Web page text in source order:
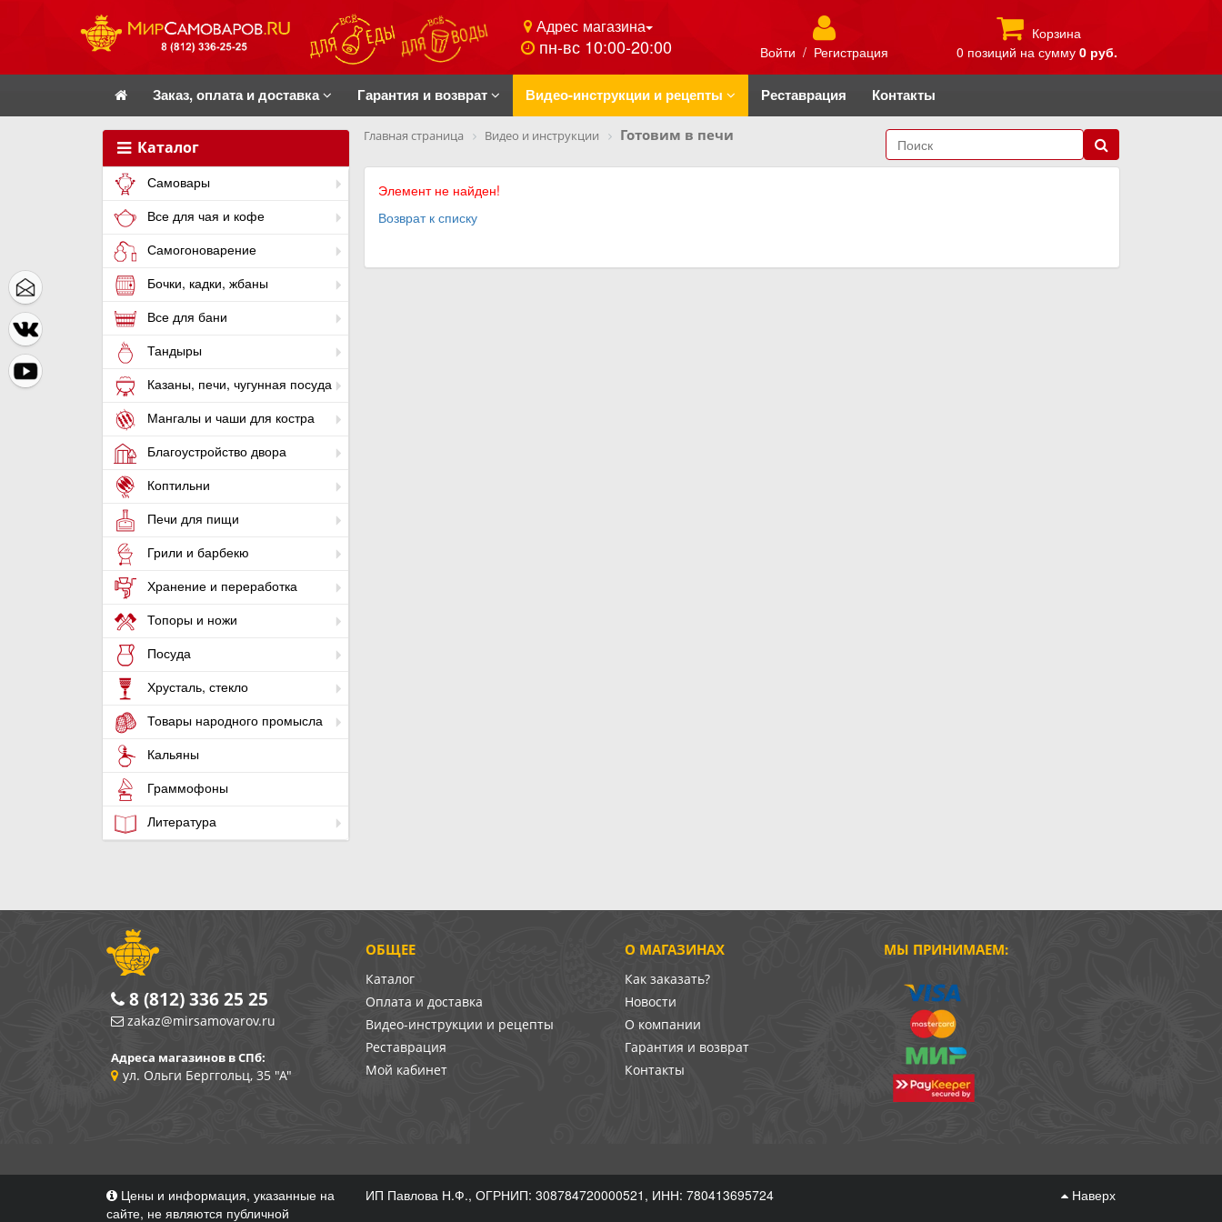
Адрес магазина
пн-вс 10:00-20:00 Войти / Регистрация
Корзина
0 позиций на сумму 0 руб.
Заказ, оплата и доставка Гарантия и возврат Видео-инструкции и рецепты Реставрация Контакты
Каталог
Самовары
Все для чая и кофе
Самогоноварение
Бочки, кадки, жбаны
Все для бани
Тандыры
Казаны, печи, чугунная посуда
Мангалы и чаши для костра
Благоустройство двора
Коптильни
Печи для пищи
Грили и барбекю
Хранение и переработка
Топоры и ножи
Посуда
Хрусталь, стекло
Товары народного промысла
Кальяны
Граммофоны
Литература
Главная страница Видео и инструкции Готовим в печи
Элемент не найден!
Возврат к списку
О МАГАЗИНАХ
Как заказать?
Новости
О компании
Гарантия и возврат
Контакты
ОБЩЕЕ
Каталог
Оплата и доставка
Видео-инструкции и рецепты
Реставрация
Мой кабинет
МЫ ПРИНИМАЕМ:
8 (812) 336 25 25
zakaz@mirsamovarov.ru
Адреса магазинов в СПб:
ул. Ольги Берггольц, 35 "А"
Цены и информация, указанные на
сайте, не являются публичной
ИП Павлова Н.Ф., ОГРНИП: 308784720000521, ИНН: 780413695724 Наверх